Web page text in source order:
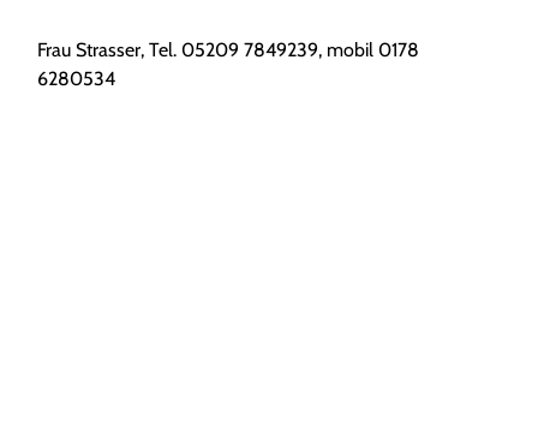
Frau Strasser, Tel. 05209 7849239, mobil 0178
6280534